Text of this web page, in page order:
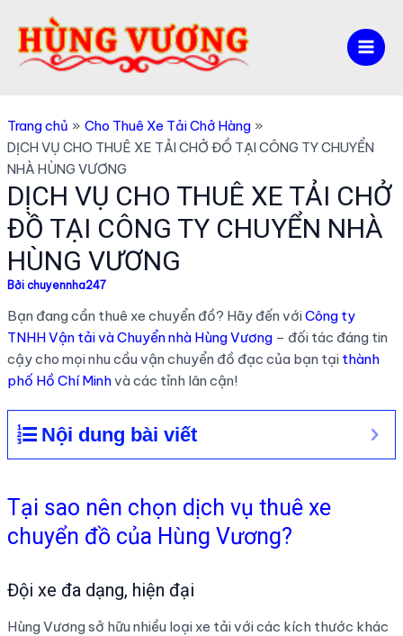
Main
Trang chủ
Cho Thuê Xe Tải Chở Hàng
DỊCH VỤ CHO THUÊ XE TẢI CHỞ ĐỒ TẠI CÔNG TY CHUYỂN
NHÀ HÙNG VƯƠNG
DỊCH VỤ CHO THUÊ XE TẢI CHỞ
ĐỒ TẠI CÔNG TY CHUYỂN NHÀ
HÙNG VƯƠNG
Bởi chuyennha247
Bạn đang cần thuê xe chuyển đồ? Hãy đến vớiCông ty
TNHH Vận tải và Chuyển nhà Hùng Vương– đối tác đáng tin
cậy cho mọi nhu cầu vận chuyển đồ đạc của bạn tại thành
phố Hồ Chí Minhvà các tỉnh lân cận!
Nội dung bài viết
Tại sao nên chọn dịch vụ thuê xe
chuyển đồ của Hùng Vương?
Đội xe đa dạng, hiện đại
Hùng Vương sở hữu nhiều loại xe tải với các kích thước khác